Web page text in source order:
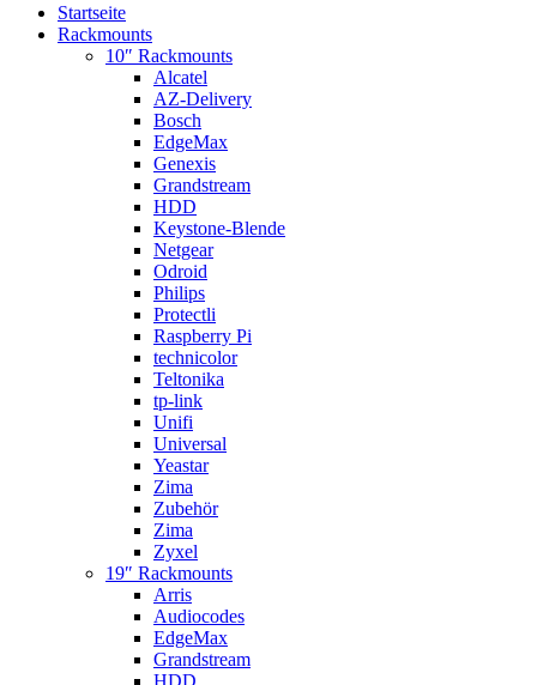
Startseite
Rackmounts
10″ Rackmounts
Alcatel
AZ-Delivery
Bosch
EdgeMax
Genexis
Grandstream
HDD
Keystone-Blende
Netgear
Odroid
Philips
Protectli
Raspberry Pi
technicolor
Teltonika
tp-link
Unifi
Universal
Yeastar
Zima
Zubehör
Zima
Zyxel
19″ Rackmounts
Arris
Audiocodes
EdgeMax
Grandstream
HDD